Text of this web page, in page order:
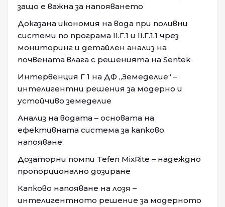
защо е важна за напояването
Доказана икономия на вода при поливни
системи по програма II.Г.1 и II.Г.1.1 чрез
мониторинг и детайлен анализ на
почвената влага с решенията на Sentek
Интервенция Г 1 на ДФ „Земеделие“ –
интелигентни решения за модерно и
устойчиво земеделие
Анализ на водата – основата на
ефективната система за капково
напояване
Дозаторни помпи Tefen MixRite – надеждно
пропорционално дозиране
Капково напояване на лозя –
интелигентното решение за модерното